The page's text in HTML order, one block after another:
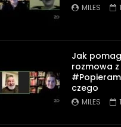
MILES
Jak
rozmowa
czego
MILES